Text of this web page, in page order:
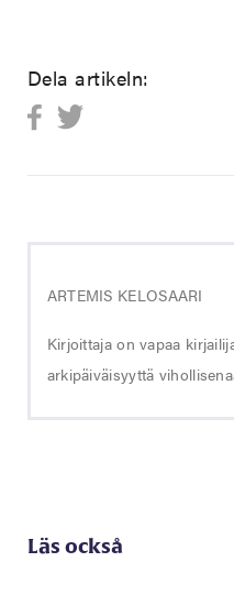
Dela artikeln:
ARTEMIS KELOSAARI
Kirjoittaja on vapaa
arkipäiväisyyttä
Läs också